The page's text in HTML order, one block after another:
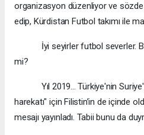
organizasyon düzenliyor ve sözde
edip, Kürdistan Futbol takımı ile
İyi seyirler futbol severler.
mi?
Yıl 2019... Türkiye'nin Suriye'de
harekatı" için Filistin’in de içinde
mesajı yayınladı. Tabii bunu da